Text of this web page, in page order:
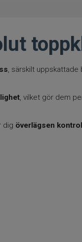
, särskilt uppskattade
, vilket gör dem
dig överlägsen